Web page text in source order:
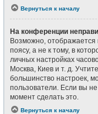
Вернуться к началу
На конференции
Возможно, отображается
поясу, а не к тому, в
личных настройках
Москва, Киев и т. д.
большинство настроек,
пользователи. Если вы
момент сделать это.
Вернуться к началу